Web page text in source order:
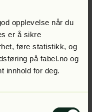
opplevelse når du
er å sikre
føre statistikk, og
på fabel.no og
innhold for deg.